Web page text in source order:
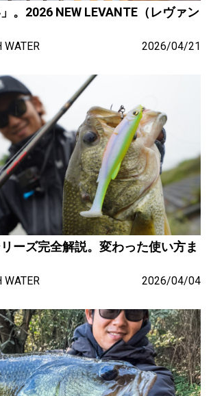
。2026 NEW LEVANTE（レヴァン
WATER 2026/04/21
ーズ完全解説。変わった使い方ま
WATER 2026/04/04